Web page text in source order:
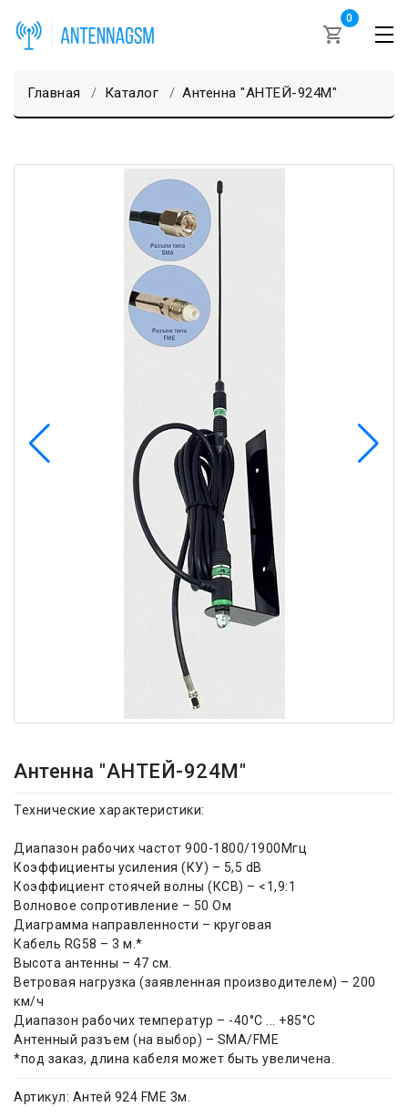
0
Главная Каталог Антенна "АНТЕЙ-924М"
Антенна "АНТЕЙ-924М"
Технические характеристики:
Диапазон рабочих частот 900-1800/1900Мгц
Коэффициенты усиления (КУ) – 5,5 dB
Коэффициент стоячей волны (КСВ) – <1,9:1
Волновое сопротивление – 50 Ом
Диаграмма направленности – круговая
Кабель RG58 – 3 м.*
Высота антенны – 47 см.
Ветровая нагрузка (заявленная производителем) – 200
км/ч
Диапазон рабочих температур – -40°C ... +85°C
Антенный разъем (на выбор) – SMA/FME
*под заказ, длина кабеля может быть увеличена.
Артикул: Антей 924 FME 3м.